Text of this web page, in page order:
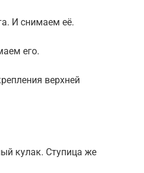
И снимаем её.
его.
верхней
кулак. Ступица же